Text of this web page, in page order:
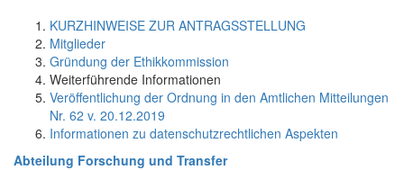
KURZHINWEISE ZUR ANTRAGSSTELLUNG
Mitglieder
Gründung der Ethikkommission
Weiterführende Informationen
Veröffentlichung der Ordnung in den Amtlichen Mitteilungen
Nr. 62 v. 20.12.2019
Informationen zu datenschutzrechtlichen Aspekten
Abteilung Forschung und Transfer